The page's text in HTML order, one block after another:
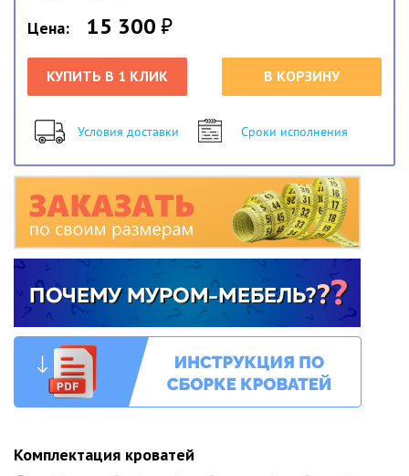
Цена: 15 300₽
КУПИТЬ В 1 КЛИК В КОРЗИНУ
Условия доставки Сроки исполнения
Комплектация кроватей